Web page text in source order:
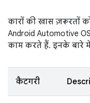
कारों की खास ज़रूरतों
Android Automotive
काम करते हैं. इनके बारे
कैटगरी